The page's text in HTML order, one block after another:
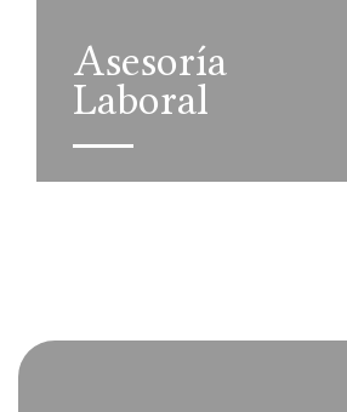
Asesoría
Laboral